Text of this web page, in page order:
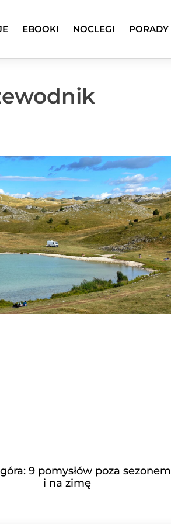
EBOOKI NOCLEGI PORADY
9 pomysłów poza sezonem
i na zimę